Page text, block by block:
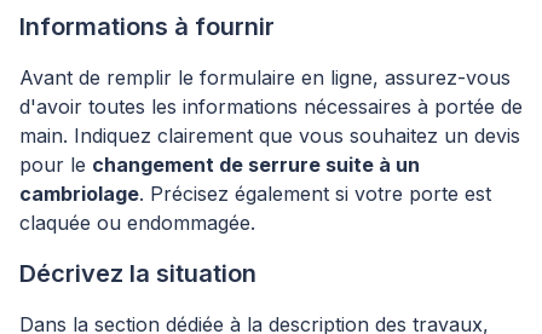
Informations à fournir
Avant de remplir le formulaire en ligne, assurez-vous
d'avoir toutes les informations nécessaires à portée de
main. Indiquez clairement que vous souhaitez un devis
pour le changement de serrure suite à un
cambriolage. Précisez également si votre porte est
claquée ou endommagée.
Décrivez la situation
Dans la section dédiée à la description des travaux,